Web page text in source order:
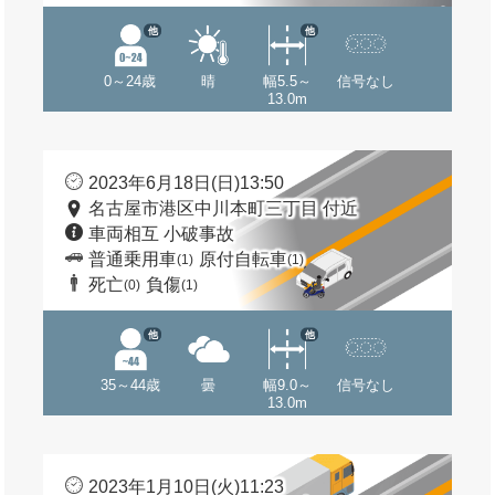
0～24歳
他
晴
幅5.5～
13.0m
他
信号なし
2023年6月18日(日)13:50
名古屋市港区中川本町三丁目 付近
車両相互 小破事故
普通乗用車(1) 原付自転車(1)
死亡(0) 負傷(1)
35～44歳
他
曇
幅9.0～
13.0m
他
信号なし
2023年1月10日(火)11:23